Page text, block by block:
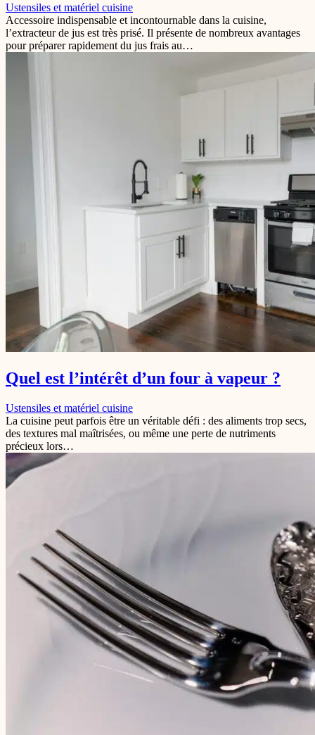
Ustensiles et matériel cuisine
Accessoire indispensable et incontournable dans la cuisine,
l’extracteur de jus est très prisé. Il présente de nombreux avantages
pour préparer rapidement du jus frais au…
Quel est l’intérêt d’un four à vapeur ?
Ustensiles et matériel cuisine
La cuisine peut parfois être un véritable défi : des aliments trop secs,
des textures mal maîtrisées, ou même une perte de nutriments
précieux lors…